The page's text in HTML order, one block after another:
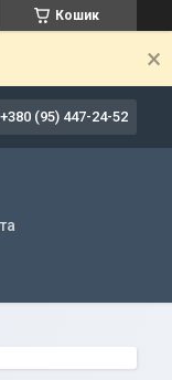
Кошик
+380 (95) 447-24-52